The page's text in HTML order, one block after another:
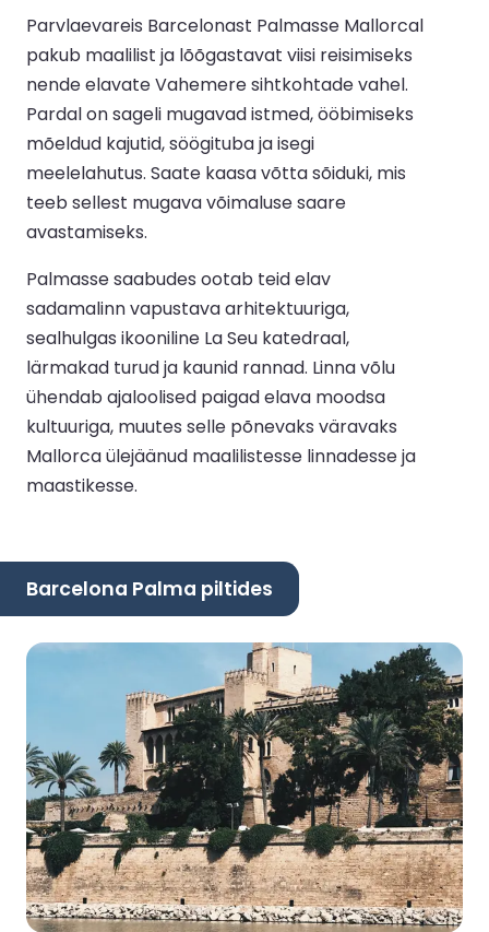
Parvlaevareis Barcelonast Palmasse Mallorcal
pakub maalilist ja lõõgastavat viisi reisimiseks
nende elavate Vahemere sihtkohtade vahel.
Pardal on sageli mugavad istmed, ööbimiseks
mõeldud kajutid, söögituba ja isegi
meelelahutus. Saate kaasa võtta sõiduki, mis
teeb sellest mugava võimaluse saare
avastamiseks.
Palmasse saabudes ootab teid elav
sadamalinn vapustava arhitektuuriga,
sealhulgas ikooniline La Seu katedraal,
lärmakad turud ja kaunid rannad. Linna võlu
ühendab ajaloolised paigad elava moodsa
kultuuriga, muutes selle põnevaks väravaks
Mallorca ülejäänud maalilistesse linnadesse ja
maastikesse.
Barcelona Palma piltides